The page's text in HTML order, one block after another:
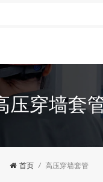
压穿墙套
首页 / 高压穿墙套管